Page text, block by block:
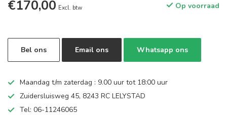
€170,00 Excl. btw Op voorraad
Bel ons Email ons Whatsapp ons
Maandag t/m zaterdag : 9.00 uur tot 18:00 uur
Zuidersluisweg 45, 8243 RC LELYSTAD
Tel: 06-11246065